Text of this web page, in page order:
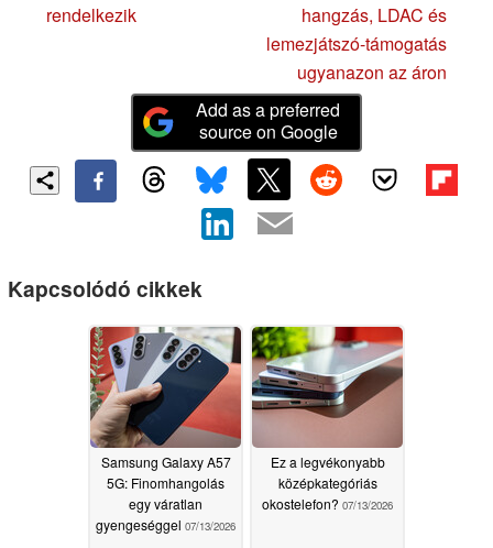
rendelkezik
hangzás, LDAC és
lemezjátszó-támogatás
ugyanazon az áron
Add as a preferred
source on Google
Kapcsolódó cikkek
Samsung Galaxy A57
5G: Finomhangolás
egy váratlan
gyengeséggel 07/13/2026
Ez a legvékonyabb
középkategóriás
okostelefon? 07/13/2026